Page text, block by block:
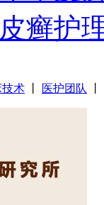
癣护
技术 医护团队